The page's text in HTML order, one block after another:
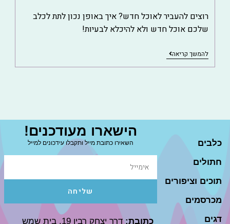
רוצים להעביר לאוכל חדש? איך באופן נכון לתת לכלב
שלכם אוכל חדש ולא להיכלא לבעיות!
להמשך קריאה
כלבים
חתולים
תוכים וציפורים
מכרסמים
דגים
הישארו מעודכנים!
השאירו כתובת מייל ותקבלו עידכונים למייל
שליחה
כתובת:דרך יצחק רבין 19, בית שמש